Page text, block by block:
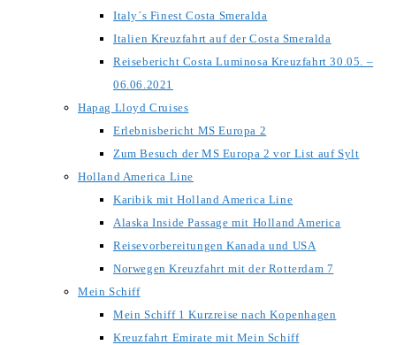
Italy´s Finest Costa Smeralda
Italien Kreuzfahrt auf der Costa Smeralda
Reisebericht Costa Luminosa Kreuzfahrt 30.05. –
06.06.2021
Hapag Lloyd Cruises
Erlebnisbericht MS Europa 2
Zum Besuch der MS Europa 2 vor List auf Sylt
Holland America Line
Karibik mit Holland America Line
Alaska Inside Passage mit Holland America
Reisevorbereitungen Kanada und USA
Norwegen Kreuzfahrt mit der Rotterdam 7
Mein Schiff
Mein Schiff 1 Kurzreise nach Kopenhagen
Kreuzfahrt Emirate mit Mein Schiff